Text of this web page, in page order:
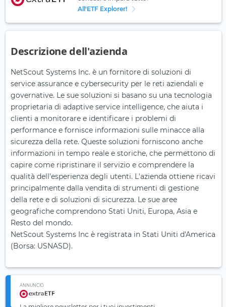
All'ETF Explorer!
Descrizione dell'azienda
NetScout Systems Inc. è un fornitore di soluzioni di
service assurance e cybersecurity per le reti aziendali e
governative. Le sue soluzioni si basano su una tecnologia
proprietaria di adaptive service intelligence, che aiuta i
clienti a monitorare e identificare i problemi di
performance e fornisce informazioni sulle minacce alla
sicurezza della rete. Queste soluzioni forniscono anche
informazioni in tempo reale e storiche, che permettono di
capire come ripristinare il servizio e comprendere la
qualità dell'esperienza degli utenti. L'azienda ottiene ricavi
principalmente dalla vendita di strumenti di gestione
della rete e di soluzioni di sicurezza. Le sue aree
geografiche comprendono Stati Uniti, Europa, Asia e
Resto del mondo.
NetScout Systems Inc è registrata in Stati Uniti d'America
(Borsa: USNASD).
ANNUNCIO